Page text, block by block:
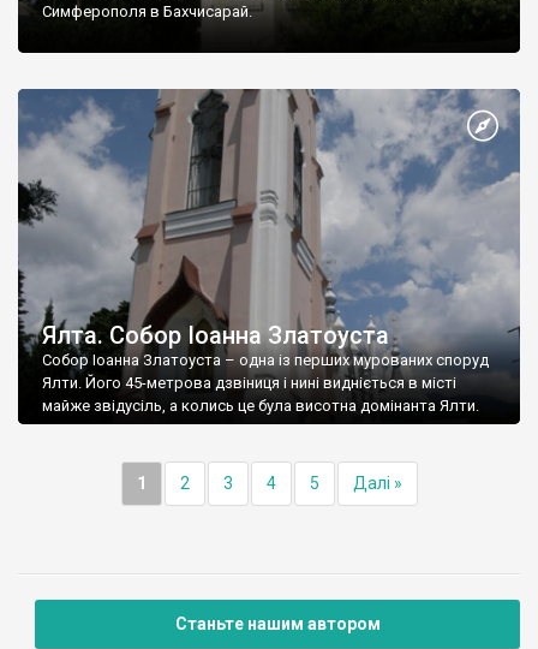
Симферополя в Бахчисарай.
Ялта. Собор Іоанна Златоуста
Собор Іоанна Златоуста – одна із перших мурованих споруд
Ялти. Його 45-метрова дзвіниця і нині видніється в місті
майже звідусіль, а колись це була висотна домінанта Ялти.
1 2 3 4 5 Далі »
Станьте нашим автором